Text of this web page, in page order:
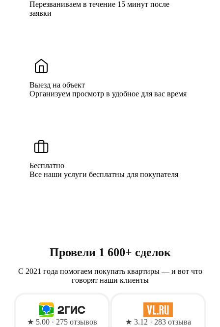
Перезваниваем в течение 15 минут после
заявки
Выезд на объект
Организуем просмотр в удобное для вас время
Бесплатно
Все наши услуги бесплатны для покупателя
Провели 1 600+ сделок
С 2021 года помогаем покупать квартиры — и вот что
говорят наши клиенты
★ 5.00 · 275 отзывов ★ 3.12 · 283 отзыва